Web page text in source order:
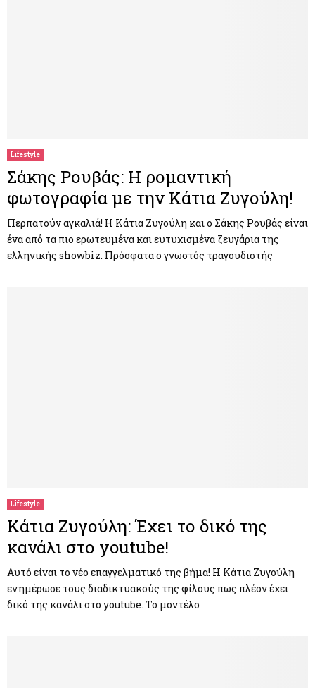
Lifestyle
Σάκης Ρουβάς: Η ρομαντική
φωτογραφία με την Κάτια Ζυγούλη!
Περπατούν αγκαλιά! Η Κάτια Ζυγούλη και ο Σάκης Ρουβάς είναι
ένα από τα πιο ερωτευμένα και ευτυχισμένα ζευγάρια της
ελληνικής showbiz. Πρόσφατα ο γνωστός τραγουδιστής
Lifestyle
Κάτια Ζυγούλη: Έχει το δικό της
κανάλι στο youtube!
Αυτό είναι το νέο επαγγελματικό της βήμα! Η Κάτια Ζυγούλη
ενημέρωσε τους διαδικτυακούς της φίλους πως πλέον έχει
δικό της κανάλι στο youtube. Το μοντέλο